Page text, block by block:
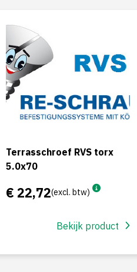
Terrasschroef RVS torx
5.0x70
€ 22,72(excl. btw)
Bekijk product